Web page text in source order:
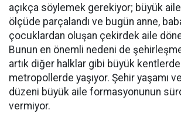
açıkça söylemek gerekiyor; büyük aile
ölçüde parçalandı ve bugün anne,
çocuklardan oluşan çekirdek aile
Bunun en önemli nedeni de
artık diğer halklar gibi büyük
metropollerde yaşıyor. Şehir yaşamı
düzeni büyük aile formasyonunun
vermiyor.